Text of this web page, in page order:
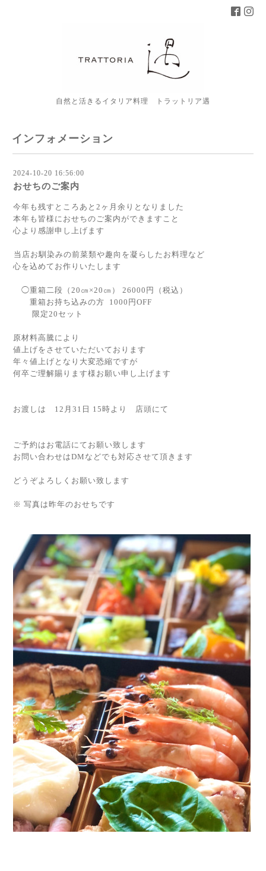
自然と活きるイタリア料理 トラットリア遇
インフォメーション
2024-10-20 16:56:00
おせちのご案内
今年も残すところあと2ヶ月余りとなりました
本年も皆様におせちのご案内ができますこと
心より感謝申し上げます
⁡当店お馴染みの前菜類や趣向を凝らしたお料理など
心を込めてお作りいたします
◯重箱二段（20㎝×20㎝） 26000円（税込）
重箱お持ち込みの方 1000円OFF
限定20セット
原材料高騰により
値上げをさせていただいております
年々値上げとなり大変恐縮ですが
何卒ご理解賜ります様お願い申し上げます
お渡しは 12月31日 15時より 店頭にて
ご予約はお電話にてお願い致します
お問い合わせはDMなどでも対応させて頂きます
どうぞよろしくお願い致します
※ 写真は昨年のおせちです